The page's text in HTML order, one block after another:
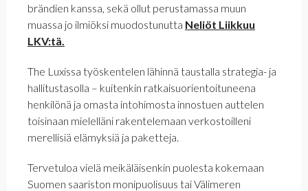
brändien kanssa, sekä ollut perustamassa muun
muassa jo ilmiöksi muodostunutta Neliöt Liikkuu
LKV:tä.
The Luxissa työskentelen lähinnä taustalla strategia- ja
hallitustasolla – kuitenkin ratkaisuorientoituneena
henkilönä ja omasta intohimosta innostuen auttelen
toisinaan mielelläni rakentelemaan verkostoilleni
merellisiä elämyksiä ja paketteja.
Tervetuloa vielä meikäläisenkin puolesta kokemaan
Suomen saariston monipuolisuus tai Välimeren